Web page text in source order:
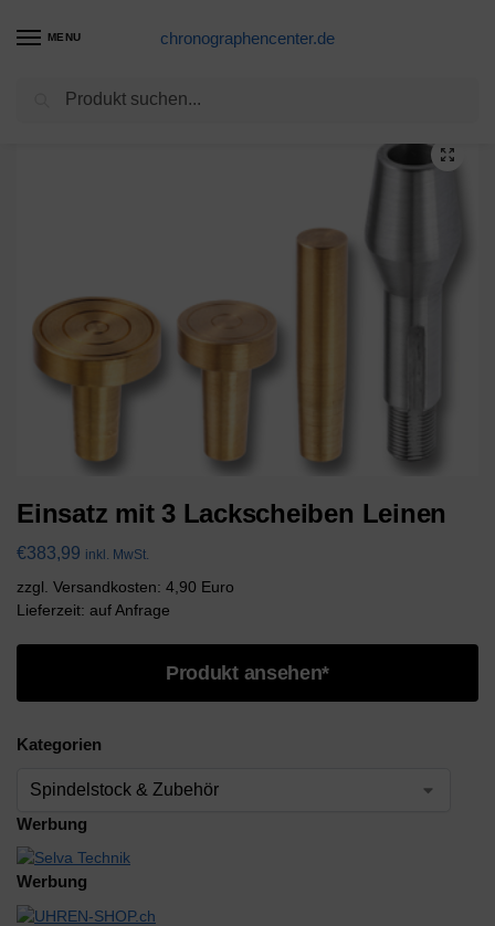
MENU chronographencenter.de
Spindelstock & Zubehör
Einsatz mit 3 Lackscheiben Leinen
€383,99 inkl. MwSt.
zzgl. Versandkosten: 4,90 Euro
Lieferzeit: auf Anfrage
Produkt ansehen*
Kategorien
Werbung
Werbung